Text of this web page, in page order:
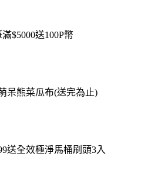
$5000送100P幣
呆熊菜瓜布(送完為止)
送全效極淨馬桶刷頭3入